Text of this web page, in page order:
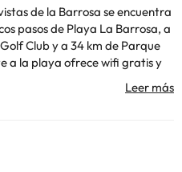
de la Barrosa se encuentra
pasos de Playa La Barrosa, a
Club y a 34 km de Parque
a la playa ofrece wifi gratis y
una sala de estar, TV de
está a 28 km. El aeropuerto